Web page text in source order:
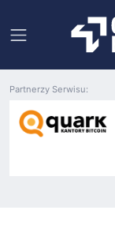
Partnerzy Serwisu: